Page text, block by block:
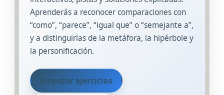
Aprenderás a reconocer comparaciones con
“como”, “parece”, “igual que” o “semejante a”,
y a distinguirlas de la metáfora, la hipérbole y
la personificación.
Empezar ejercicios